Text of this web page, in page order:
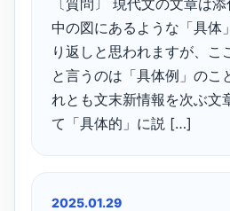
〔質問〕 現代文の文章は
中の図にあるような「具体
り返しと思われますが、こ
と言うのは「具体例」のこ
れとも文末新情報を次ぶ文
て「具体的」に説 […]
2025.01.29